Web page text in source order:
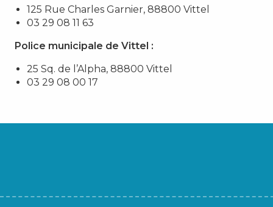
125 Rue Charles Garnier, 88800 Vittel
03 29 08 11 63
Police municipale de Vittel :
25 Sq. de l’Alpha, 88800 Vittel
03 29 08 00 17